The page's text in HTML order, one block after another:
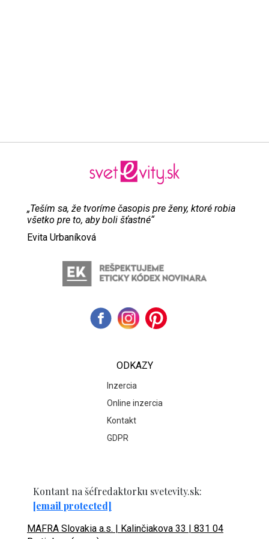
„Teším sa, že tvoríme časopis pre ženy, ktoré robia
všetko pre to, aby boli šťastné“
Evita Urbaníková
ODKAZY
Inzercia
Online inzercia
Kontakt
GDPR
Kontant na šéfredaktorku svetevity.sk:
[email protected]
MAFRA Slovakia a.s. | Kalinčiakova 33 | 831 04